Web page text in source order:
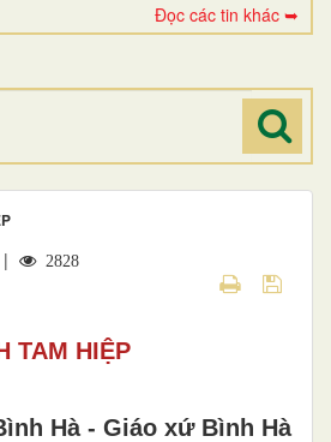
Đọc các tin khác ➥
| 2828
TAM HIỆP
Hà - Giáo xứ Bình Hà